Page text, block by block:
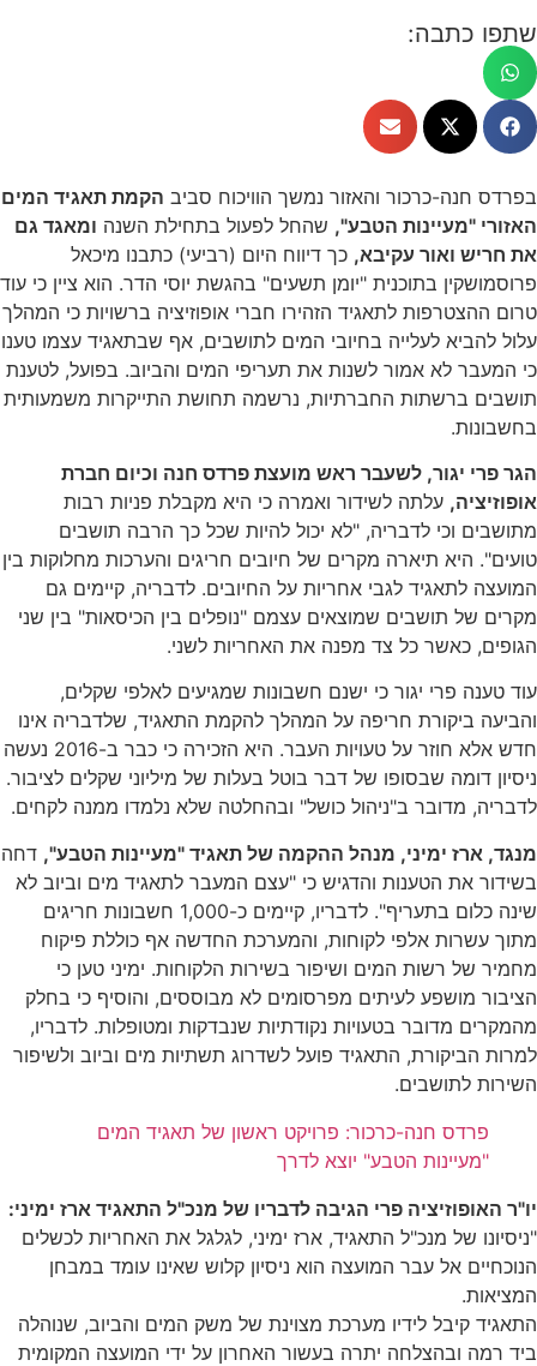
שתפו כתבה:
בפרדס חנה-כרכור והאזור נמשך הוויכוח סביב הקמת תאגיד המים
האזורי "מעיינות הטבע", שהחל לפעול בתחילת השנה ומאגד גם
את חריש ואור עקיבא, כך דיווח היום (רביעי) כתבנו מיכאל
פרוסמושקין בתוכנית "יומן תשעים" בהגשת יוסי הדר. הוא ציין כי עוד
טרום ההצטרפות לתאגיד הזהירו חברי אופוזיציה ברשויות כי המהלך
עלול להביא לעלייה בחיובי המים לתושבים, אף שבתאגיד עצמו טענו
כי המעבר לא אמור לשנות את תעריפי המים והביוב. בפועל, לטענת
תושבים ברשתות החברתיות, נרשמה תחושת התייקרות משמעותית
בחשבונות.
הגר פרי יגור, לשעבר ראש מועצת פרדס חנה וכיום חברת
אופוזיציה, עלתה לשידור ואמרה כי היא מקבלת פניות רבות
מתושבים וכי לדבריה, "לא יכול להיות שכל כך הרבה תושבים
טועים". היא תיארה מקרים של חיובים חריגים והערכות מחלוקות בין
המועצה לתאגיד לגבי אחריות על החיובים. לדבריה, קיימים גם
מקרים של תושבים שמוצאים עצמם "נופלים בין הכיסאות" בין שני
הגופים, כאשר כל צד מפנה את האחריות לשני.
עוד טענה פרי יגור כי ישנם חשבונות שמגיעים לאלפי שקלים,
והביעה ביקורת חריפה על המהלך להקמת התאגיד, שלדבריה אינו
חדש אלא חוזר על טעויות העבר. היא הזכירה כי כבר ב-2016 נעשה
ניסיון דומה שבסופו של דבר בוטל בעלות של מיליוני שקלים לציבור.
לדבריה, מדובר ב"ניהול כושל" ובהחלטה שלא נלמדו ממנה לקחים.
מנגד, ארז ימיני, מנהל ההקמה של תאגיד "מעיינות הטבע", דחה
בשידור את הטענות והדגיש כי "עצם המעבר לתאגיד מים וביוב לא
שינה כלום בתעריף". לדבריו, קיימים כ-1,000 חשבונות חריגים
מתוך עשרות אלפי לקוחות, והמערכת החדשה אף כוללת פיקוח
מחמיר של רשות המים ושיפור בשירות הלקוחות. ימיני טען כי
הציבור מושפע לעיתים מפרסומים לא מבוססים, והוסיף כי בחלק
מהמקרים מדובר בטעויות נקודתיות שנבדקות ומטופלות. לדבריו,
למרות הביקורת, התאגיד פועל לשדרוג תשתיות מים וביוב ולשיפור
השירות לתושבים.
פרדס חנה-כרכור: פרויקט ראשון של תאגיד המים
"מעיינות הטבע" יוצא לדרך
יו"ר האופוזיציה פרי הגיבה לדבריו של מנכ"ל התאגיד ארז ימיני:
"ניסיונו של מנכ"ל התאגיד, ארז ימיני, לגלגל את האחריות לכשלים
הנוכחיים אל עבר המועצה הוא ניסיון קלוש שאינו עומד במבחן
המציאות.
התאגיד קיבל לידיו מערכת מצוינת של משק המים והביוב, שנוהלה
ביד רמה ובהצלחה יתרה בעשור האחרון על ידי המועצה המקומית